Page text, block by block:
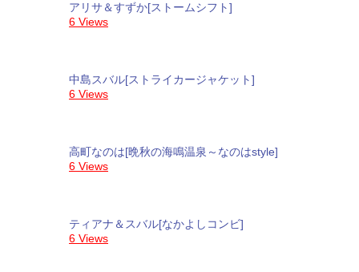
アリサ＆すずか[ストームシフト]
6 Views
中島スバル[ストライカージャケット]
6 Views
高町なのは[晩秋の海鳴温泉～なのはstyle]
6 Views
ティアナ＆スバル[なかよしコンビ]
6 Views